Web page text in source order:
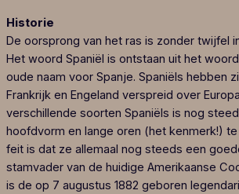
Historie
De oorsprong van het ras is zonder twijfel
Het woord Spaniël is ontstaan uit het
oude naam voor Spanje. Spaniëls hebben
Frankrijk en Engeland verspreid over
verschillende soorten Spaniëls is nog
hoofdvorm en lange oren (het kenmerk!)
feit is dat ze allemaal nog steeds een
stamvader van de huidige Amerikaanse
is de op 7 augustus 1882 geboren